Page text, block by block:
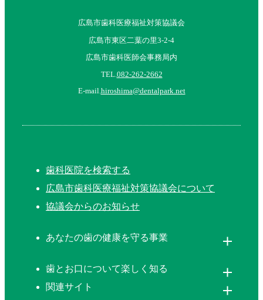
広島市歯科医療福祉対策協議会
広島市東区二葉の里3-2-4
広島市歯科医師会事務局内
TEL.082-262-2662
E-mail.hiroshima@dentalpark.net
歯科医院を検索する
広島市歯科医療福祉対策協議会について
協議会からのお知らせ
あなたの歯の健康を守る事業
歯とお口について楽しく知る
関連サイト